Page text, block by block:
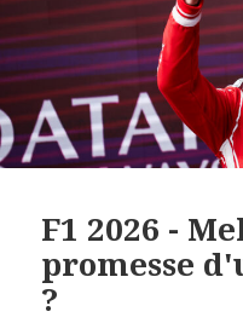
F1 2026 -
promesse
?